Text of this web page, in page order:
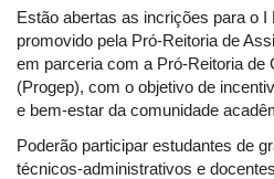
Estão abertas as incrições para o I
promovido pela Pró-Reitoria de
em parceria com a Pró-Reitoria de
(Progep), com o objetivo de
e bem-estar da comunidade
Poderão participar estudantes de
técnicos-administrativos e